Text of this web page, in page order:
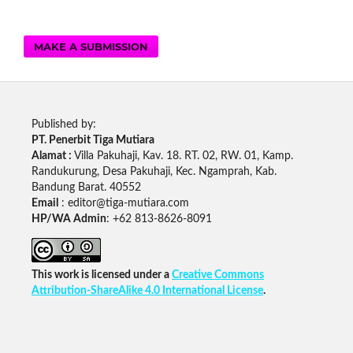
MAKE A SUBMISSION
Published by:
PT. Penerbit Tiga Mutiara
Alamat : Villa Pakuhaji, Kav. 18. RT. 02, RW. 01, Kamp.
Randukurung, Desa Pakuhaji, Kec. Ngamprah, Kab.
Bandung Barat. 40552
Email
: editor@tiga-mutiara.com
HP/WA Admin: +62 813-8626-8091
This work is licensed under a Creative Commons
Attribution-ShareAlike 4.0 International License.